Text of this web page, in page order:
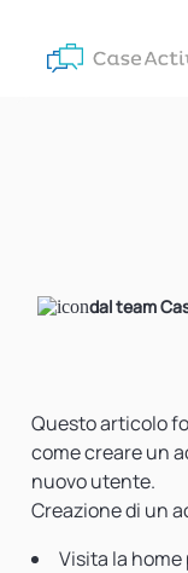
dal team
Questo articolo
come creare un
nuovo utente.
Creazione di un
Visita la home